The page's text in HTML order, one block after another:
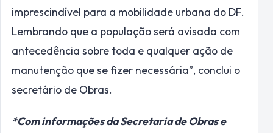
imprescindível para a mobilidade urbana do DF.
Lembrando que a população será avisada com
antecedência sobre toda e qualquer ação de
manutenção que se fizer necessária”, conclui o
secretário de Obras.
*Com informações da Secretaria de Obras e